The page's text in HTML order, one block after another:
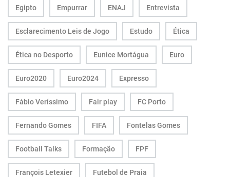
Egipto Empurrar ENAJ Entrevista
Esclarecimento Leis de Jogo Estudo Ética
Ética no Desporto Eunice Mortágua Euro
Euro2020 Euro2024 Expresso
Fábio Veríssimo Fair play FC Porto
Fernando Gomes FIFA Fontelas Gomes
Football Talks Formação FPF
François Letexier Futebol de Praia